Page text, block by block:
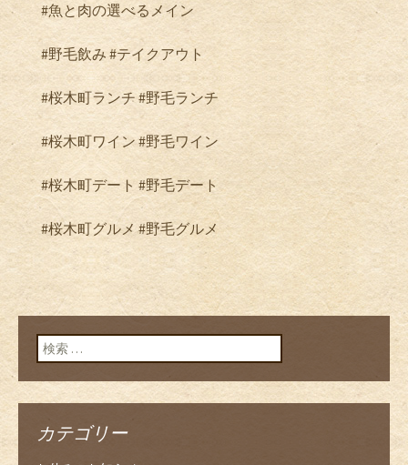
#魚と肉の選べるメイン
#野毛飲み #テイクアウト
#桜木町ランチ #野毛ランチ
#桜木町ワイン #野毛ワイン
#桜木町デート #野毛デート
#桜木町グルメ #野毛グルメ
検索:
カテゴリー